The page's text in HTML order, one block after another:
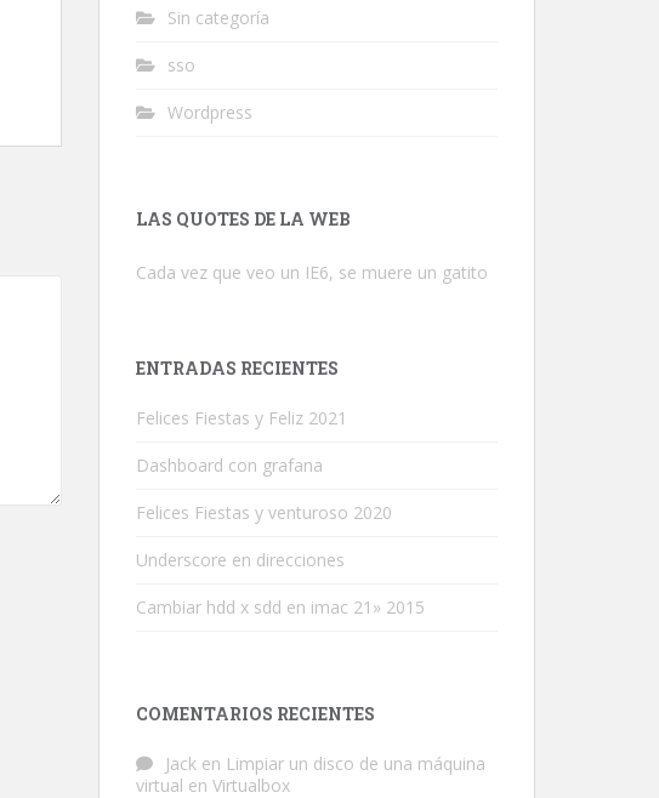
Sin categoría
sso
Wordpress
LAS QUOTES DE LA WEB
Cada vez que veo un IE6, se muere un gatito
ENTRADAS RECIENTES
Felices Fiestas y Feliz 2021
Dashboard con grafana
Felices Fiestas y venturoso 2020
Underscore en direcciones
Cambiar hdd x sdd en imac 21» 2015
COMENTARIOS RECIENTES
Jack en Limpiar un disco de una máquina
virtual en Virtualbox